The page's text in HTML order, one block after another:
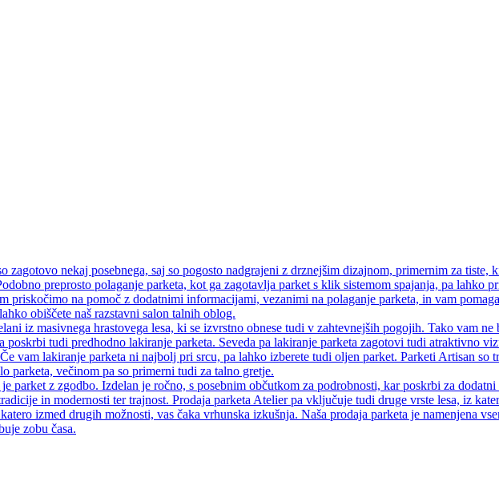
zagotovo nekaj posebnega, saj so pogosto nadgrajeni z drznejšim dizajnom, primernim za
preprosto polaganje parketa, kot ga zagotavlja parket s klik sistemom spajanja, pa lahko
priskočimo na pomoč z dodatnimi informacijami, vezanimi na polaganje parketa, in vam
obiščete naš razstavni salon talnih oblog.
iz masivnega hrastovega lesa, ki se izvrstno obnese tudi v zahtevnejših pogojih. Tako vam
poskrbi tudi predhodno lakiranje parketa. Seveda pa lakiranje parketa zagotovi tudi atraktivno
vam lakiranje parketa ni najbolj pri srcu, pa lahko izberete tudi oljen parket. Parketi Artisan so
parketa, večinom pa so primerni tudi za talno gretje.
parket z zgodbo. Izdelan je ročno, s posebnim občutkom za podrobnosti, kar poskrbi za
in modernosti ter trajnost. Prodaja parketa Atelier pa vključuje tudi druge vrste lesa, iz
izmed drugih možnosti, vas čaka vrhunska izkušnja. Naša prodaja parketa je namenjena
zobu časa.